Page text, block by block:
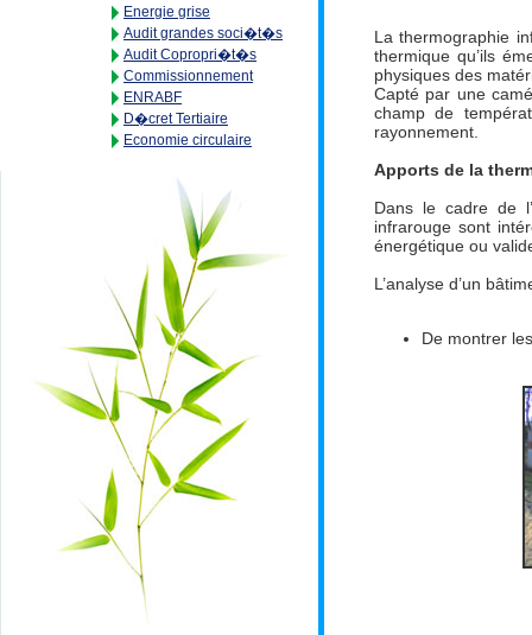
Energie grise
Audit grandes soci�t�s
Audit Copropri�t�s
Commissionnement
ENRABF
D�cret Tertiaire
Economie circulaire
La thermographie
thermique qu’ils
physiques des
Capté par une
champ de
rayonnement.
Apports de la
Dans le cadre de
infrarouge sont
énergétique ou
L’analyse d’un
De montrer